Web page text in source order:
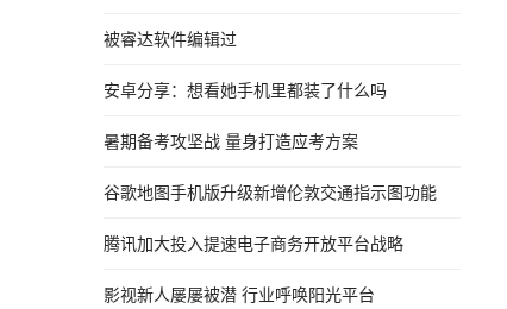
被睿达软件编辑过
安卓分享：想看她手机里都装了什么吗
暑期备考攻坚战 量身打造应考方案
谷歌地图手机版升级新增伦敦交通指示图功能
腾讯加大投入提速电子商务开放平台战略
影视新人屡屡被潜 行业呼唤阳光平台